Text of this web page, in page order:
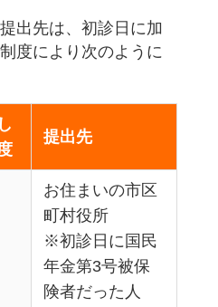
出先は、初診日に加
度により次のように
提出先
お住まいの市区
町村役所
※初診日に国民
年金第3号被保
険者だった人